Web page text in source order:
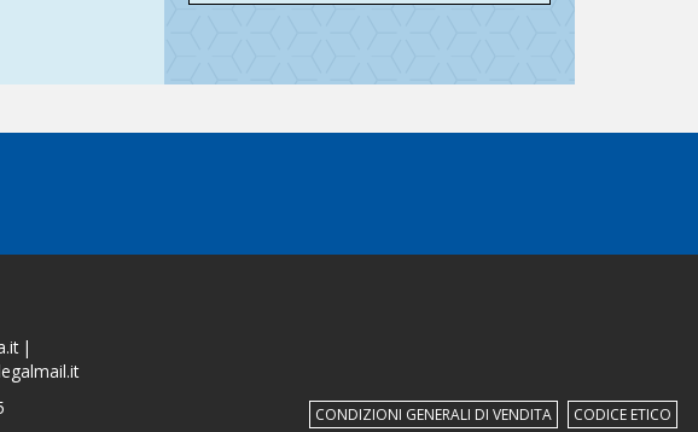
|
CONDIZIONI GENERALI DI VENDITA CODICE ETICO